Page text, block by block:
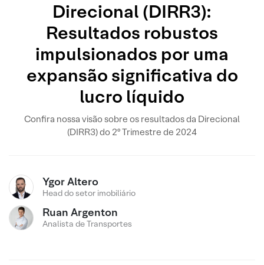
Direcional (DIRR3):
Resultados robustos
impulsionados por uma
expansão significativa do
lucro líquido
Confira nossa visão sobre os resultados da Direcional
(DIRR3) do 2º Trimestre de 2024
Ygor Altero
Head do setor imobiliário
Ruan Argenton
Analista de Transportes